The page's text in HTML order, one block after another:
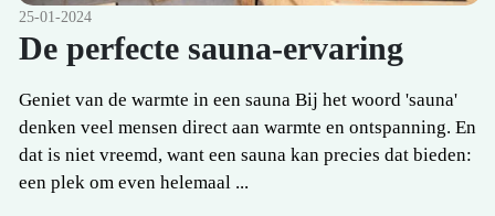
25-01-2024
De perfecte sauna-ervaring
Geniet van de warmte in een sauna Bij het woord 'sauna'
denken veel mensen direct aan warmte en ontspanning. En
dat is niet vreemd, want een sauna kan precies dat bieden:
een plek om even helemaal ...